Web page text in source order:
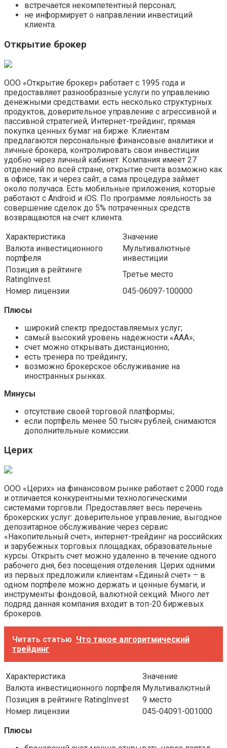
встречается некомпетентный персонал;
не информирует о направлении инвестиций
клиента.
Открытие брокер
ООО «Открытие брокер» работает с 1995 года и
предоставляет разнообразные услуги по управлению
денежными средствами: есть несколько структурных
продуктов, доверительное управление с агрессивной и
пассивной стратегией, Интернет-трейдинг, прямая
покупка ценных бумаг на бирже. Клиентам
предлагаются персональные финансовые аналитики и
личные брокера, контролировать свои инвестиции
удобно через личный кабинет. Компания имеет 27
отделений по всей стране, открытие счета возможно как
в офисе, так и через сайт, а сама процедура займет
около получаса. Есть мобильные приложения, которые
работают с Android и iOS. По программе лояльность за
совершение сделок до 5% потраченных средств
возвращаются на счет клиента.
Характеристика
Значение
Валюта инвестиционного
портфеля
Мультивалютные
инвестиции
Позиция в рейтинге
RatingInvest
Третье место
Номер лицензии
045-06097-100000
Плюсы
широкий спектр предоставляемых услуг;
самый высокий уровень надежности «ААА»;
счет можно открывать дистанционно;
есть тренера по трейдингу;
возможно брокерское обслуживание на
иностранных рынках.
Минусы
отсутствие своей торговой платформы;
если портфель менее 50 тысяч рублей, снимаются
дополнительные комиссии.
Церих
ООО «Церих» на финансовом рынке работает с 2000 года
и отличается конкурентными технологическими
системами торговли. Предоставляет весь перечень
брокерских услуг: доверительное управление, выгодное
депозитарное обслуживание через сервис
«Накопительный счет», интернет-трейдинг на российских
и зарубежных торговых площадках, образовательные
курсы. Открыть счет можно удаленно в течение одного
рабочего дня, без посещения отделения. Церих одними
из первых предложили клиентам «Единый счет» – в
одном портфеле можно держать и ценные бумаги, и
инструменты фондовой, валютной секций. Много лет
подряд данная компания входит в топ-20 биржевых
брокеров.
Читать статью Что такое алгоритмический
трейдинг
Характеристика
Значение
Валюта инвестиционного портфеля Мультивалютный
Позиция в рейтинге RatingInvest
9 место
Номер лицензии
045-04091-001000
Плюсы